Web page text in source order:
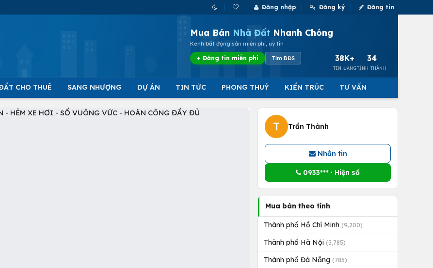
Đăng nhập Đăng ký Đăng tin
Mua Bán Nhà Đất Nhanh Chóng
Kênh bất động sản miễn phí, uy tín
+ Đăng tin miễn phí Tìm BĐS 38K+
TIN ĐĂNG
34
TỈNH THÀNH
CHO THUÊ SANG NHƯỢNG DỰ ÁN TIN TỨC PHONG THUỶ KIẾN TRÚC TƯ VẤN
T Trần Thành
Nhắn tin
0933*** · Hiện số
Mua bán theo tỉnh
Thành phố Hồ Chí Minh (9,200)
Thành phố Hà Nội (5,785)
Thành phố Đà Nẵng (785)